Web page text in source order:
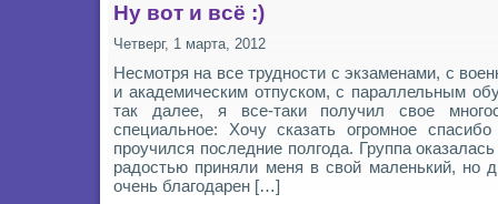
Ну вот и всё :)
Четверг, 1 марта, 2012
Несмотря на все трудности с экзаменами, с
и академическим отпуском, с параллельным
так далее, я все-таки получил свое
специальное: Хочу сказать огромное
проучился последние полгода. Группа
радостью приняли меня в свой маленький, но
очень благодарен […]